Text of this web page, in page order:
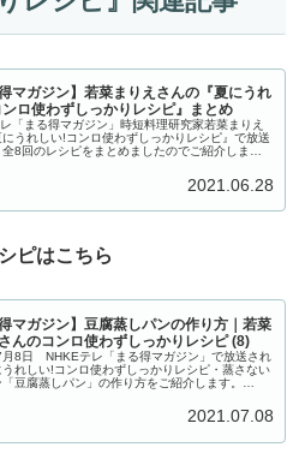
得マガジン】若菜まりえさんの『夏にうれ
ンロ使わずしっかりレシピ』まとめ
「まる得マガジン」時短料理研究家若菜まりえ
にうれしい!コンロ使わずしっかりレシピ』で放送
全8回のレシピをまとめましたのでご紹介しま
2021.06.28
ピはこちら
得マガジン】豆腐蒸しパンの作り方｜若菜
んのコンロ使わずしっかりレシピ (8)
8日 NHKEテレ「まる得マガジン」で放送され
れしい!コンロ使わずしっかりレシピ・蒸さない
豆腐蒸しパン」の作り方をご紹介します。
2021.07.08